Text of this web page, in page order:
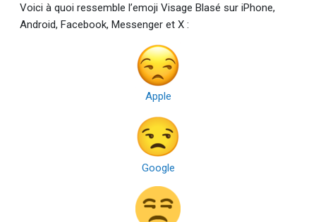
Voici à quoi ressemble l’emoji Visage Blasé sur iPhone,
Android, Facebook, Messenger et X :
Apple
Google